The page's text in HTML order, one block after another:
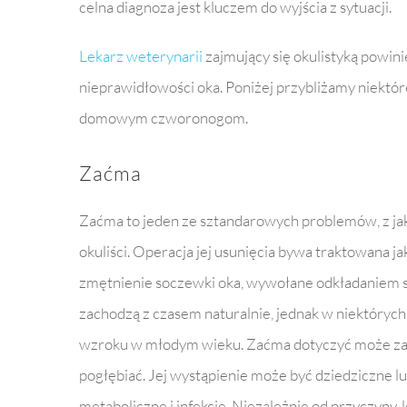
celna diagnoza jest kluczem do wyjścia z sytuacji.
Lekarz weterynarii zajmujący się okulistyką
nieprawidłowości oka. Poniżej przybliżamy
domowym czworonogom.
Zaćma
Zaćma to jeden ze sztandarowych problemów, z
okuliści. Operacja jej usunięcia bywa traktowana
zmętnienie soczewki oka, wywołane
zachodzą z czasem naturalnie, jednak w
wzroku w młodym wieku. Zaćma dotyczyć może
pogłębiać. Jej wystąpienie może być